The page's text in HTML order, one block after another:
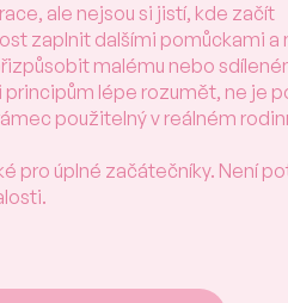
ale nejsou si jistí, kde začít
zaplnit dalšími pomůckami a
malému nebo
lépe rozumět, ne je
použitelný v reálném
pro úplné začátečníky. Není